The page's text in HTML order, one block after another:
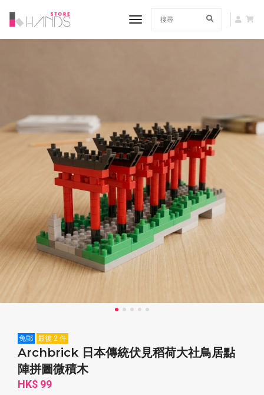
toggle navigation
免郵 最後 2 件
Archbrick 日本傳統伏見稻荷大社鳥居點
陣拼圖微積木
HK$ 99